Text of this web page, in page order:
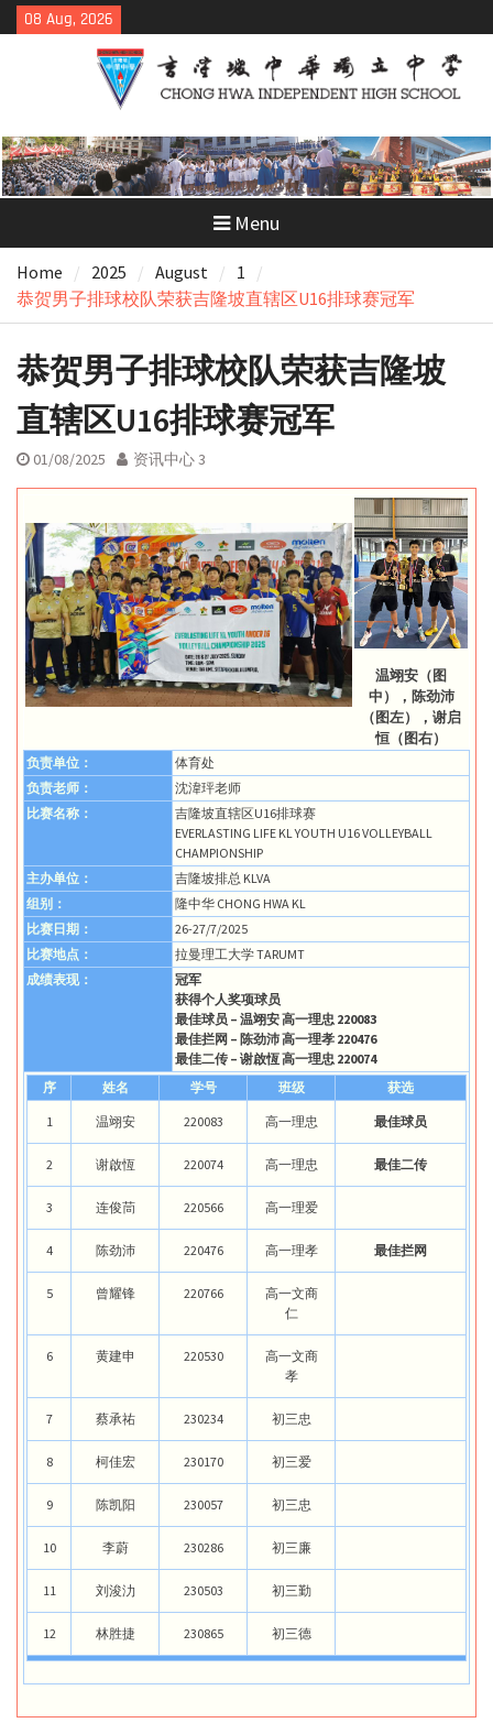
Skip
to
08 Aug, 2026
Menu
Home 2025 August
1
恭贺男子排球校队荣获吉隆坡直辖区U16排球赛冠军
恭贺男子排球校队荣获吉隆坡
直辖区U16排球赛冠军
01/08/2025 资讯中心 3
温翊安（图
中），陈劲沛
（图左），谢启
恒（图右）
负责单位：
体育处
负责老师：
沈湋玶老师
比赛名称：
吉隆坡直辖区U16排球赛
EVERLASTING LIFE KL YOUTH U16 VOLLEYBALL
CHAMPIONSHIP
主办单位：
吉隆坡排总 KLVA
组别：
隆中华 CHONG HWA KL
比赛日期：
26-27/7/2025
比赛地点：
拉曼理工大学 TARUMT
成绩表现：
冠军
获得个人奖项球员
最佳球员 – 温翊安 高一理忠 220083
最佳拦网 – 陈劲沛 高一理孝 220476
最佳二传 – 谢啟恆 高一理忠 220074
序
姓名 学号 班级 获选
1 温翊安 220083 高一理忠 最佳球员
2 谢啟恆 220074 高一理忠 最佳二传
3 连俊茼 220566 高一理爱
4 陈劲沛 220476 高一理孝 最佳拦网
5 曾耀锋 220766
高一文商
仁
6 黄建申 220530
高一文商
孝
7 蔡承祐 230234 初三忠
8 柯佳宏 230170 初三爱
9 陈凯阳 230057 初三忠
10 李蔚 230286 初三廉
11 刘浚氻 230503 初三勤
12 林胜捷 230865 初三德